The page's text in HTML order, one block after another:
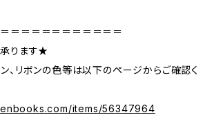
＝＝＝＝＝＝＝＝＝＝＝
ります★
、リボンの色等は以下のページからご確認く
items/56347964